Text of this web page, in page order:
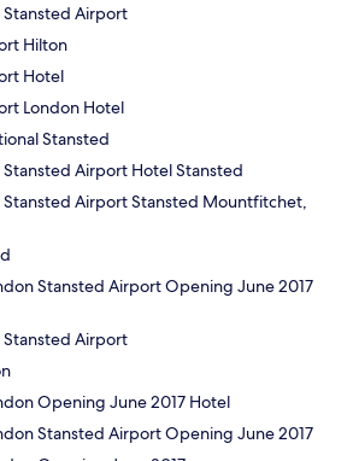
Stansted Airport
Hilton
Hotel
London Hotel
Stansted
Airport Hotel Stansted
Stansted Airport Stansted Mountfitchet,
Stansted Airport Opening June 2017
Stansted Airport
Opening June 2017 Hotel
Stansted Airport Opening June 2017